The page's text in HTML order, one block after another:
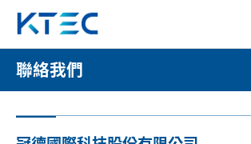
聯絡我們
聯絡我們